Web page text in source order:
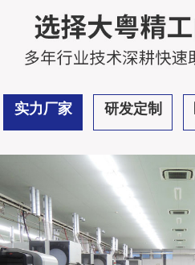
实力厂家 研发定制